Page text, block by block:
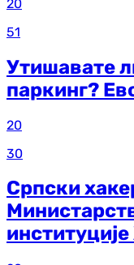
20
51
Утишавате
паркинг?
20
30
Српски